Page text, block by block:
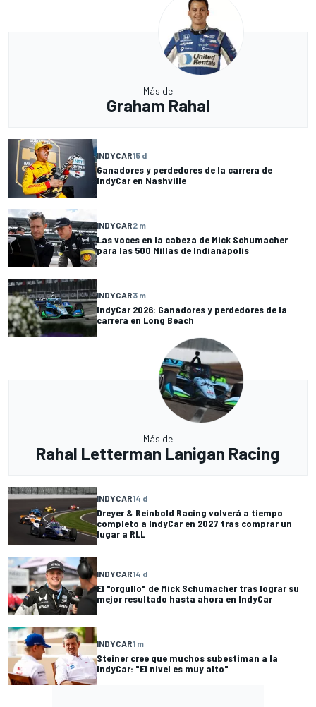
Más de
Graham Rahal
INDYCAR15 d
Ganadores y perdedores de la carrera de
IndyCar en Nashville
INDYCAR2 m
Las voces en la cabeza de Mick Schumacher
para las 500 Millas de Indianápolis
INDYCAR3 m
IndyCar 2026: Ganadores y perdedores de la
carrera en Long Beach
Más de
Rahal Letterman Lanigan Racing
INDYCAR14 d
Dreyer & Reinbold Racing volverá a tiempo
completo a IndyCar en 2027 tras comprar un
lugar a RLL
INDYCAR14 d
El "orgullo" de Mick Schumacher tras lograr su
mejor resultado hasta ahora en IndyCar
INDYCAR1 m
Steiner cree que muchos subestiman a la
IndyCar: "El nivel es muy alto"